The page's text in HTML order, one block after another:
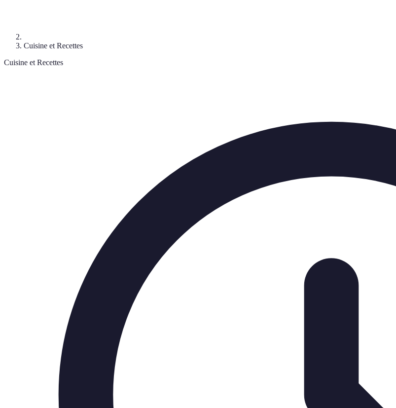
Cuisine et Recettes
Cuisine et Recettes